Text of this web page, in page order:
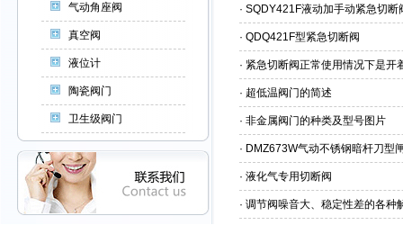
气动角座阀
真空阀
液位计
陶瓷阀门
卫生级阀门
· SQDY421F液动加手动紧急切断
· QDQ421F型紧急切断阀
· 紧急切断阀正常使用情况下是开
· 超低温阀门的简述
· 非金属阀门的种类及型号图片
· DMZ673W气动不锈钢暗杆刀型
· 液化气专用切断阀
· 调节阀噪音大、稳定性差的各种